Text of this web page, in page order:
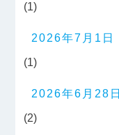
(1)
2026年7月1日
(1)
2026年6月28日
(2)